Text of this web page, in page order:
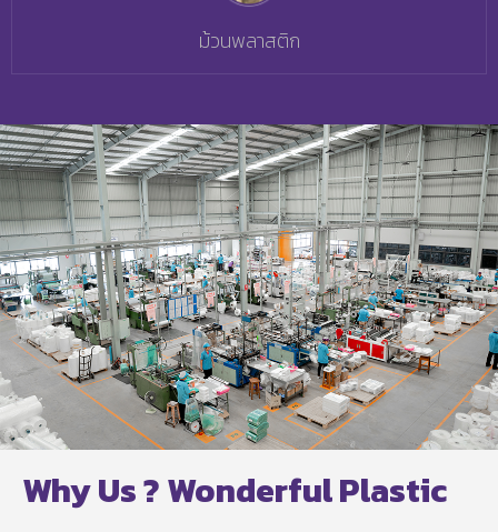
ม้วนพลาสติก
Why Us ? Wonderful Plastic